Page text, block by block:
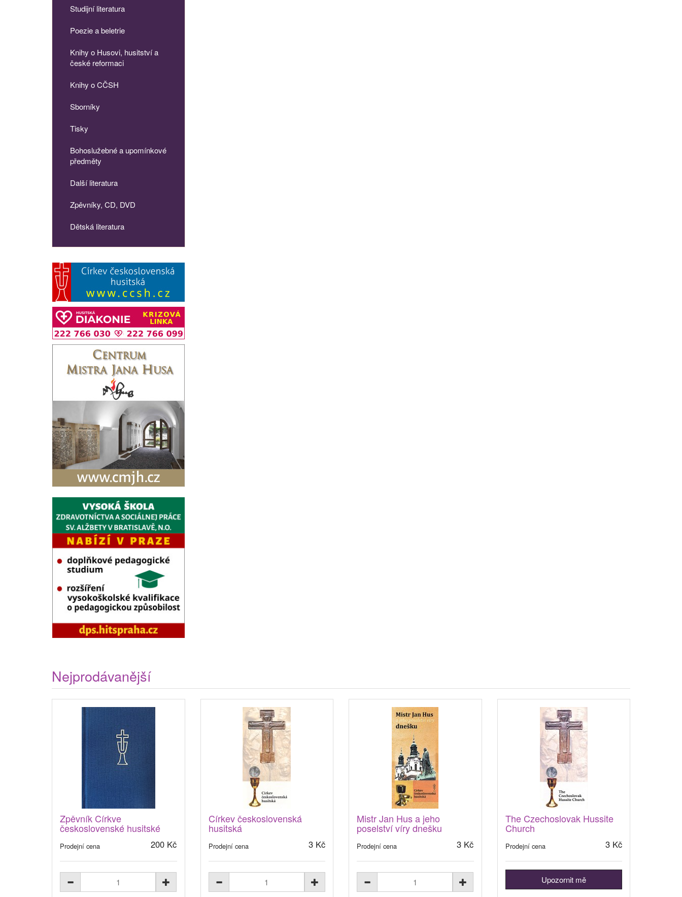
Studijní literatura
Poezie a beletrie
Knihy o Husovi, husitství a
české reformaci
Knihy o CČSH
Sborníky
Tisky
Bohoslužebné a upomínkové
předměty
Další literatura
Zpěvníky, CD, DVD
Dětská literatura
Nejprodávanější
Zpěvník Církve
československé husitské
Prodejní cena 200 Kč
Církev československá
husitská
Prodejní cena 3 Kč
Mistr Jan Hus a jeho
poselství víry dnešku
Prodejní cena 3 Kč
The Czechoslovak Hussite
Church
Prodejní cena 3 Kč
Upozornit mě